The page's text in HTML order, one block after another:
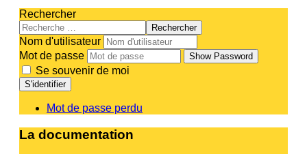
Rechercher
Rechercher
Nom d'utilisateur
Mot de passe
Show Password
Se souvenir de moi
S'identifier
Mot de passe perdu
La documentation